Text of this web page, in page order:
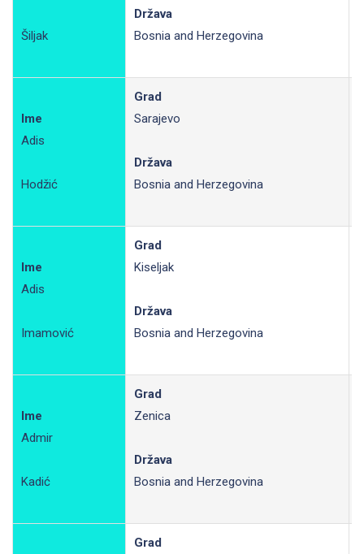
Šiljak
Država
Bosnia and Herzegovina
Ime
Adis
Hodžić
Grad
Sarajevo
Država
Bosnia and Herzegovina
Ime
Adis
Imamović
Grad
Kiseljak
Država
Bosnia and Herzegovina
Ime
Admir
Kadić
Grad
Zenica
Država
Bosnia and Herzegovina
Grad